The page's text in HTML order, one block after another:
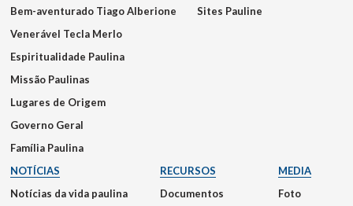
Bem-aventurado Tiago Alberione
Venerável Tecla Merlo
Espiritualidade Paulina
Missão Paulinas
Lugares de Origem
Governo Geral
Família Paulina
Sites Pauline
NOTÍCIAS
Notícias da vida paulina
RECURSOS
Documentos
MEDIA
Foto